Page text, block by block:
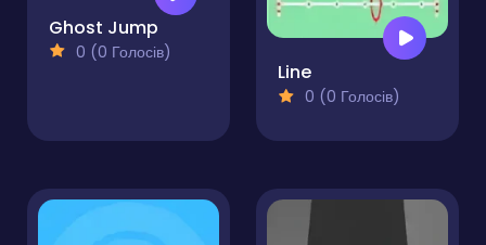
Ghost Jump
0 (0 Голосів)
Line
0 (0 Голосів)